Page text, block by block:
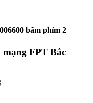
bấm phím 2
FPT Bắc